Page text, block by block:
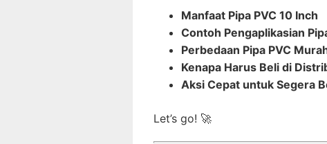
Manfaat Pipa PVC 10 Inch
Contoh Pengaplikasian
Perbedaan Pipa PVC
Kenapa Harus Beli di
Aksi Cepat untuk Segera
Let’s go! 🚀